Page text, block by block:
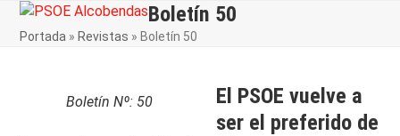
SkipOpen
mobile
Close
mobile
Boletín 50
Portada » Revistas » Boletín 50
Boletín Nº: 50
El PSOE vuelve a
ser el preferido de